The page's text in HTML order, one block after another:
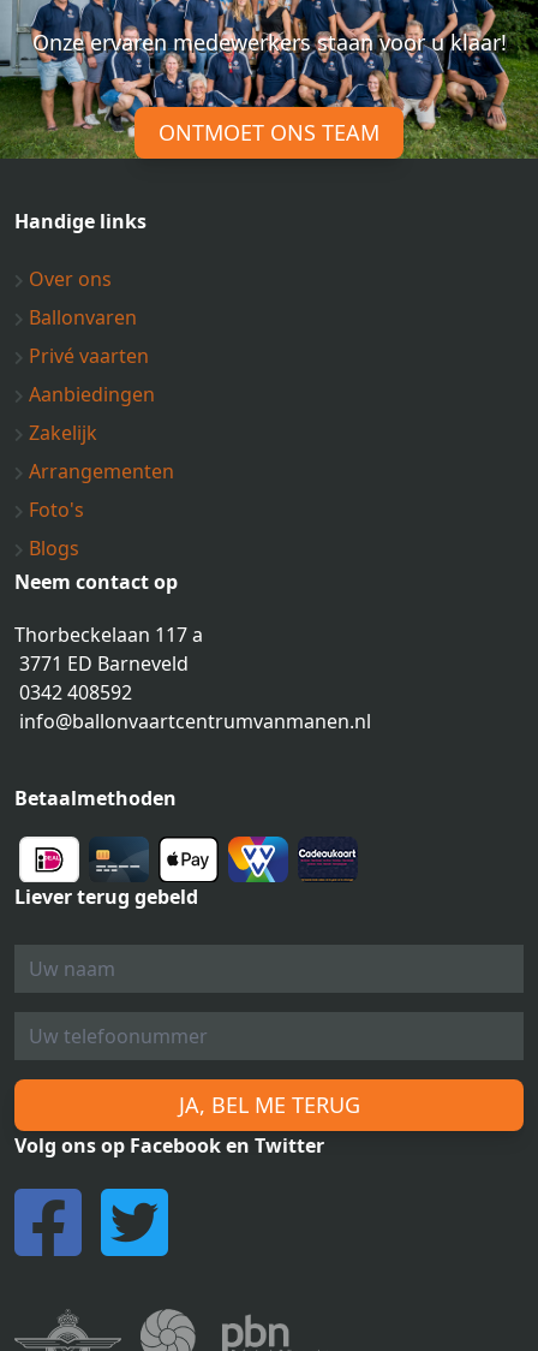
Onze ervaren medewerkers staan voor u klaar!
ONTMOET ONS TEAM
Handige links
Over ons
Ballonvaren
Privé vaarten
Aanbiedingen
Zakelijk
Arrangementen
Foto's
Blogs
Neem contact op
Thorbeckelaan 117 a
3771 ED Barneveld
0342 408592
info@ballonvaartcentrumvanmanen.nl
Betaalmethoden
Liever terug gebeld
JA, BEL ME TERUG
Volg ons op Facebook en Twitter